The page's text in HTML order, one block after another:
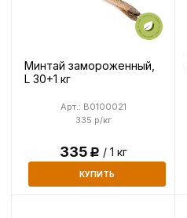
Минтай замороженный,
L 30+1 кг
335 р/кг
Арт.: B0100021
335Р / 1 кг
КУПИТЬ